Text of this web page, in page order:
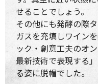
せることでしょう。
その他にも発酵の際
ガスを充填しワイン
ック・創意工夫のオ
最新技術で表現する
る姿に脱帽でした。